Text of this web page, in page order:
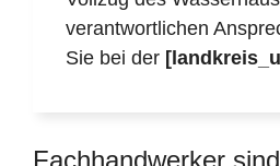
verantwortlichen
Sie bei der
Fachhandwerker